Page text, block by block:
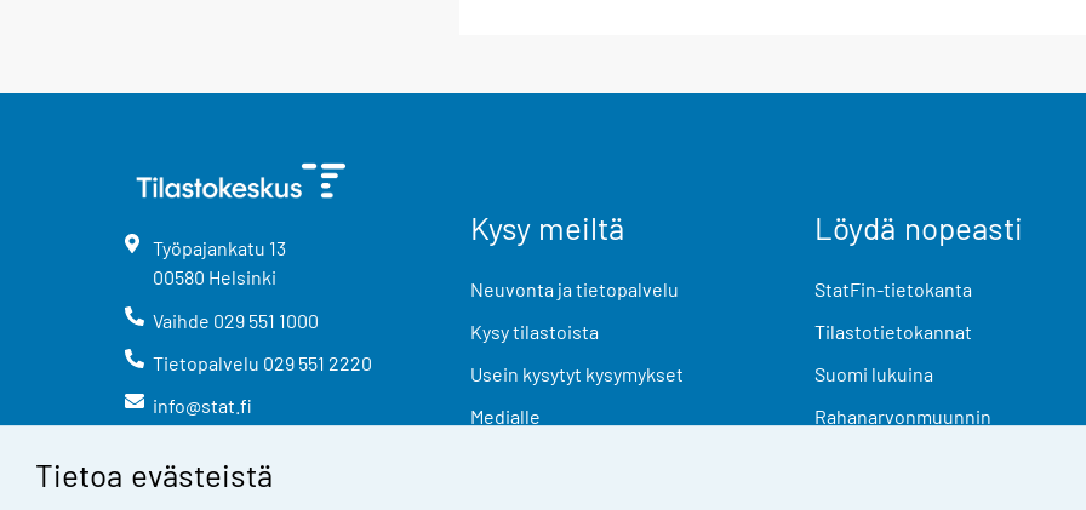
Tietoa evästeistä
Työpajankatu 13
00580 Helsinki
Vaihde 029 551 1000
Tietopalvelu 029 551 2220
info@stat.fi
Kysy meiltä
Neuvonta ja tietopalvelu
Kysy tilastoista
Usein kysytyt kysymykset
Medialle
Löydä nopeasti
StatFin-tietokanta
Tilastotietokannat
Suomi lukuina
Rahanarvonmuunnin